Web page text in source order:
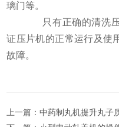
璃门等。
只有正确的清洗压
证压片机的正常运行及使
故障。
上一篇：中药制丸机提升丸子